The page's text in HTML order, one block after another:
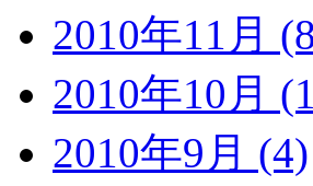
2010年11月
2010年10月
2010年9月 (4)